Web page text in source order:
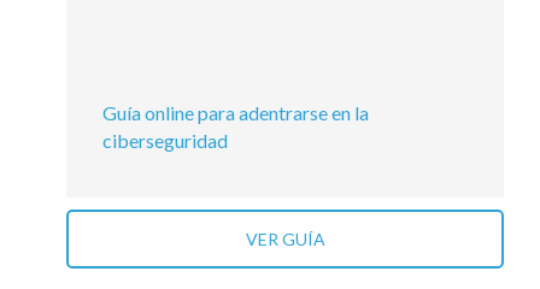
Guía online para adentrarse en la
ciberseguridad
VER GUÍA